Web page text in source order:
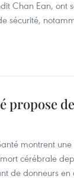
Chan Ean,
sécurité,
propose
montrent
cérébrale
de donneurs